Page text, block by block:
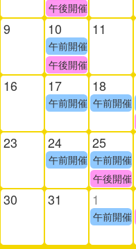
午後開催
9 10 11
午前開催
午後開催
16 17 18
午前開催 午前開催
23 24 25
午前開催 午前開催
午後開催
30 31 1
午前開催